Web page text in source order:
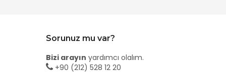
Sorunuz mu var?
Bizi arayın yardımcı olalım.
+90 (212) 528 12 20